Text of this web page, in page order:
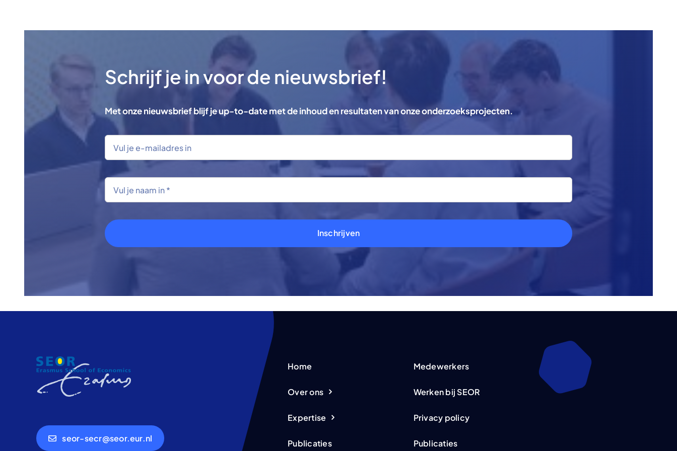
Schrijf je in voor de nieuwsbrief!
Met onze nieuwsbrief blijf je up-to-date met de inhoud en resultaten van onze onderzoeksprojecten.
Inschrijven
seor-secr@seor.eur.nl
Home
Over ons
Expertise
Publicaties
Medewerkers
Werken bij SEOR
Privacy policy
Publicaties